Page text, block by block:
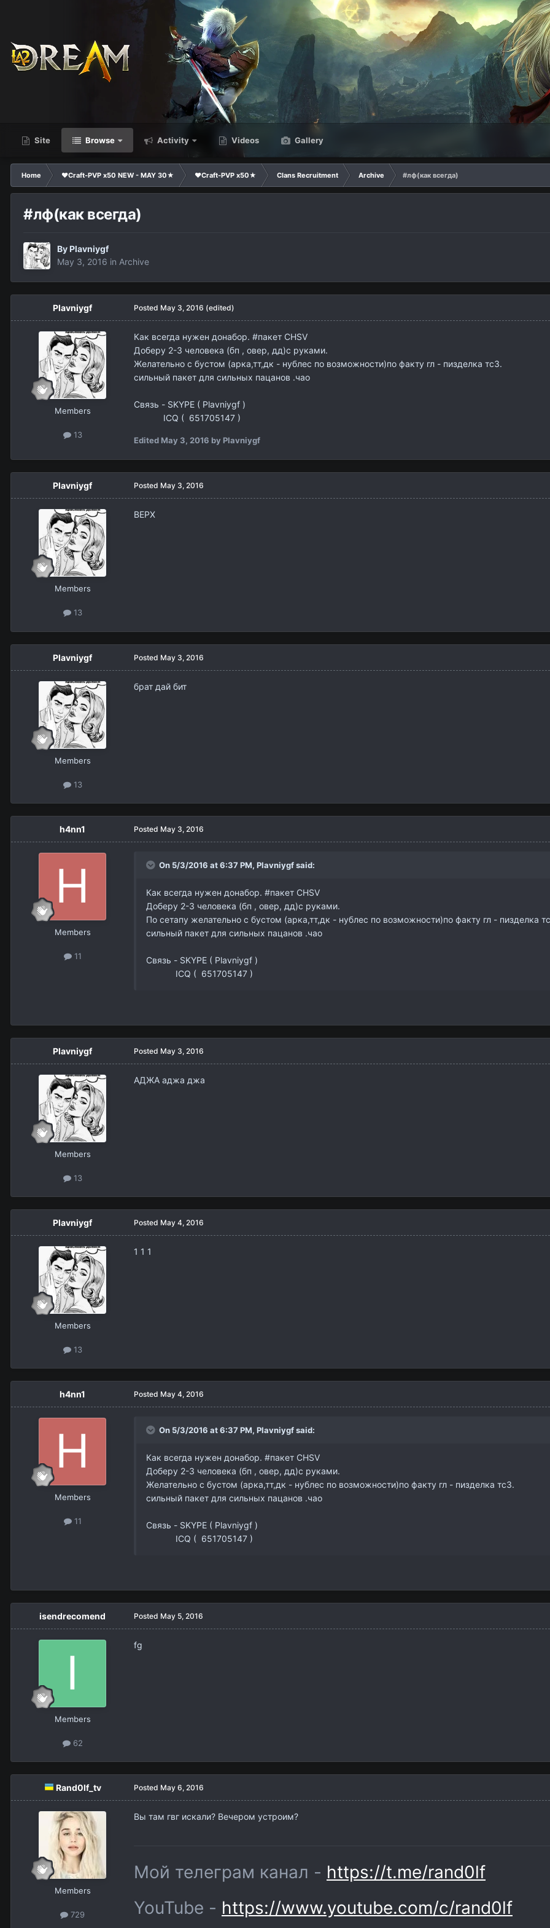
Site Browse Activity Videos Gallery
Home ❤Craft-PVP x50 NEW - MAY 30★ ❤Craft-PVP x50★ Clans Recruitment Archive
#лф(как всегда)
#лф(как всегда)
By Plavniygf
May 3, 2016 in Archive
Plavniygf
Members
13
Posted May 3, 2016 (edited)
Как всегда нужен донабор. #пакет СHSV
Доберу 2-3 человека (бп , овер, дд)с руками.
Желательно с бустом (арка,тт,дк - нублес по возможности)по факту гл - пизделка тс3.
сильный пакет для сильных пацанов .чао
Связь - SKYPE ( Plavniygf )
ICQ ( 651705147 )
Edited May 3, 2016 by Plavniygf
Plavniygf
Members
13
Posted May 3, 2016
ВЕРХ
Plavniygf
Members
13
Posted May 3, 2016
брат дай бит
h4nn1
Members
11
Posted May 3, 2016
On 5/3/2016 at 6:37 PM, Plavniygfsaid:
Как всегда нужен донабор. #пакет СHSV
Доберу 2-3 человека (бп , овер, дд)с руками.
По сетапу желательно с бустом (арка,тт,дк - нублес по возможности)по факту гл - пизделка
сильный пакет для сильных пацанов .чао
Связь - SKYPE ( Plavniygf )
ICQ ( 651705147 )
Plavniygf
Members
13
Posted May 3, 2016
АДЖА аджа джа
Plavniygf
Members
13
Posted May 4, 2016
1 1 1
h4nn1
Members
11
Posted May 4, 2016
On 5/3/2016 at 6:37 PM, Plavniygfsaid:
Как всегда нужен донабор. #пакет СHSV
Доберу 2-3 человека (бп , овер, дд)с руками.
Желательно с бустом (арка,тт,дк - нублес по возможности)по факту гл - пизделка тс3.
сильный пакет для сильных пацанов .чао
Связь - SKYPE ( Plavniygf )
ICQ ( 651705147 )
isendrecomend
Members
62
Posted May 5, 2016
fg
Rand0lf_tv
Members
729
Posted May 6, 2016
Вы там гвг искали? Вечером устроим?
Мой телеграм канал - https://t.me/rand0lf
YouTube - https://www.youtube.com/c/rand0lf